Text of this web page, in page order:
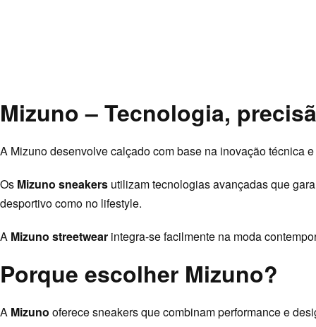
-30% OFF
ESGOTADO
ESGOTADO
product
multiple
The
CALÇADO HOMEM HomemPROMOÇÕES
original atual
Mizuno – Tecnologia,
A Mizunodesenvolve calçado com base na inovação técnica
Os Mizuno sneakers utilizam tecnologias avançadas que
desportivo como no lifestyle.
A Mizuno streetwear integra-se facilmente na moda
Porque escolher Mizuno?
A Mizuno oferece sneakers que combinam performance e